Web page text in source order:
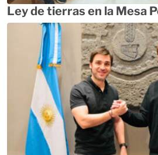
Ley de tierras en la Mesa